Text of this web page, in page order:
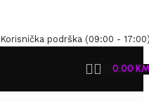
Korisnička podrška (09:00 -
0.00